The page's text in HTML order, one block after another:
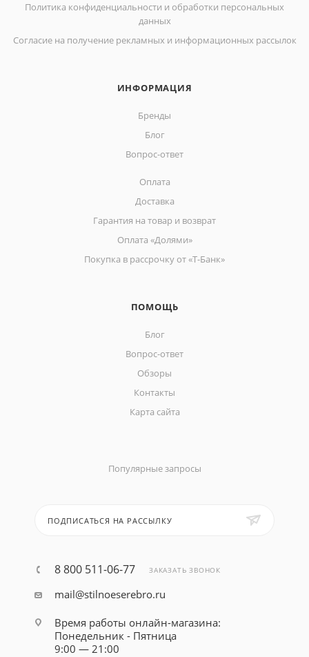
Политика конфиденциальности и обработки персональных
данных
Согласие на получение рекламных и информационных рассылок
ИНФОРМАЦИЯ
Бренды
Блог
Вопрос-ответ
Оплата
Доставка
Гарантия на товар и возврат
Оплата «Долями»
Покупка в рассрочку от «Т-Банк»
ПОМОЩЬ
Блог
Вопрос-ответ
Обзоры
Контакты
Карта сайта
Популярные запросы
ПОДПИСАТЬСЯ НА РАССЫЛКУ
8 800 511-06-77 ЗАКАЗАТЬ ЗВОНОК
mail@stilnoeserebro.ru
Время работы онлайн-магазина:
Понедельник - Пятница
9:00 — 21:00